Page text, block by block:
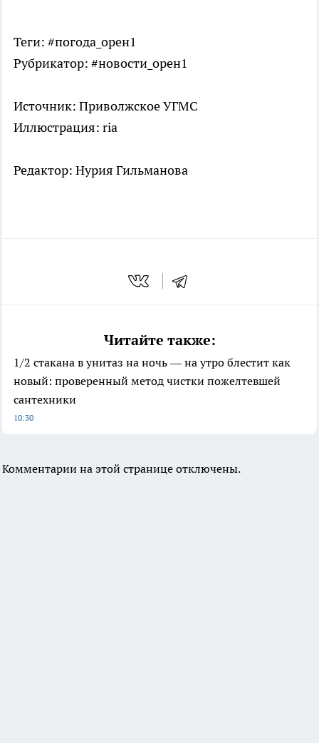
Теги: #погода_орен1
Рубрикатор: #новости_орен1
Источник: Приволжское УГМС
Иллюстрация: ria
Редактор: Нурия Гильманова
Читайте также:
1/2 стакана в унитаз на ночь — на утро блестит как
новый: проверенный метод чистки пожелтевшей
сантехники
10:30
Комментарии на этой странице отключены.